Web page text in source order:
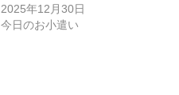
2025年12月30日
今日のお小遣い